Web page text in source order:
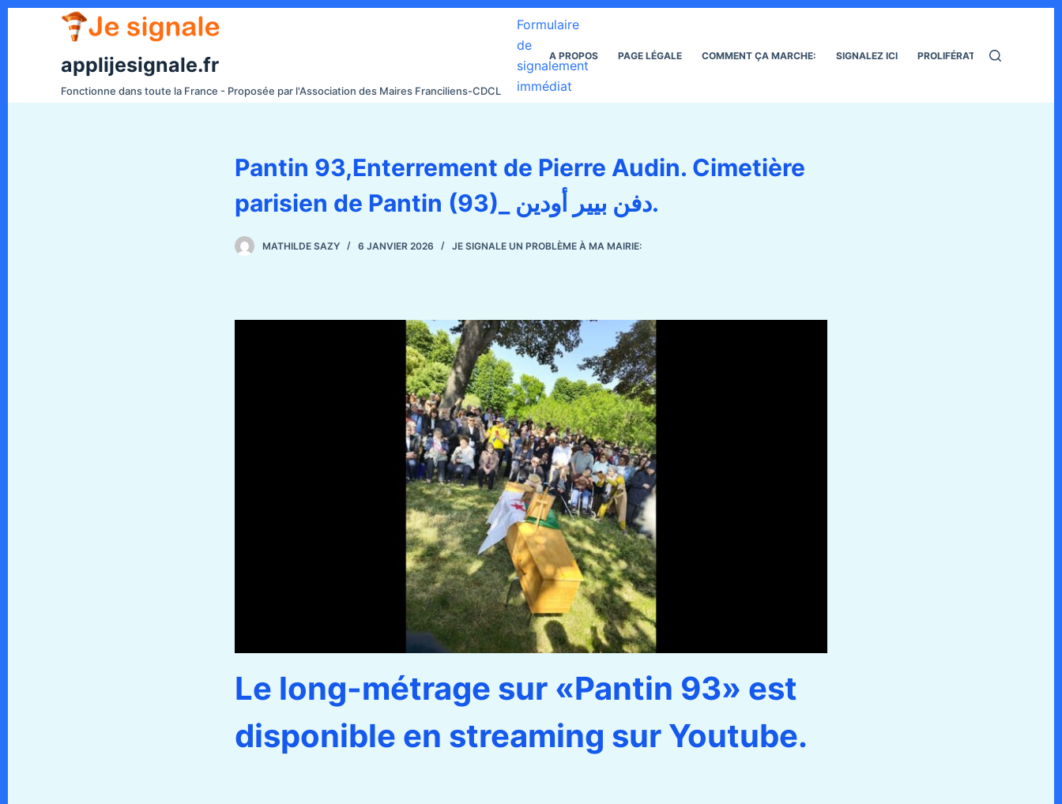
e
applijesignale.fr
Fonctionne dans toute la France - Proposée par l'Association des Maires Franciliens-CDCL
Formulaire
de
signalement
immédiat
A PROPOS PAGE LÉGALE COMMENT ÇA MARCHE: SIGNALEZ ICI PROLIFÉRATION DES RATS
Pantin 93,Enterrement de Pierre Audin. Cimetière
parisien de Pantin (93)_ دفن بيير أودين.
MATHILDE SAZY 6 JANVIER 2026 JE SIGNALE UN PROBLÈME À MA MAIRIE:
Le long-métrage sur «Pantin 93» est
disponible en streaming sur Youtube.